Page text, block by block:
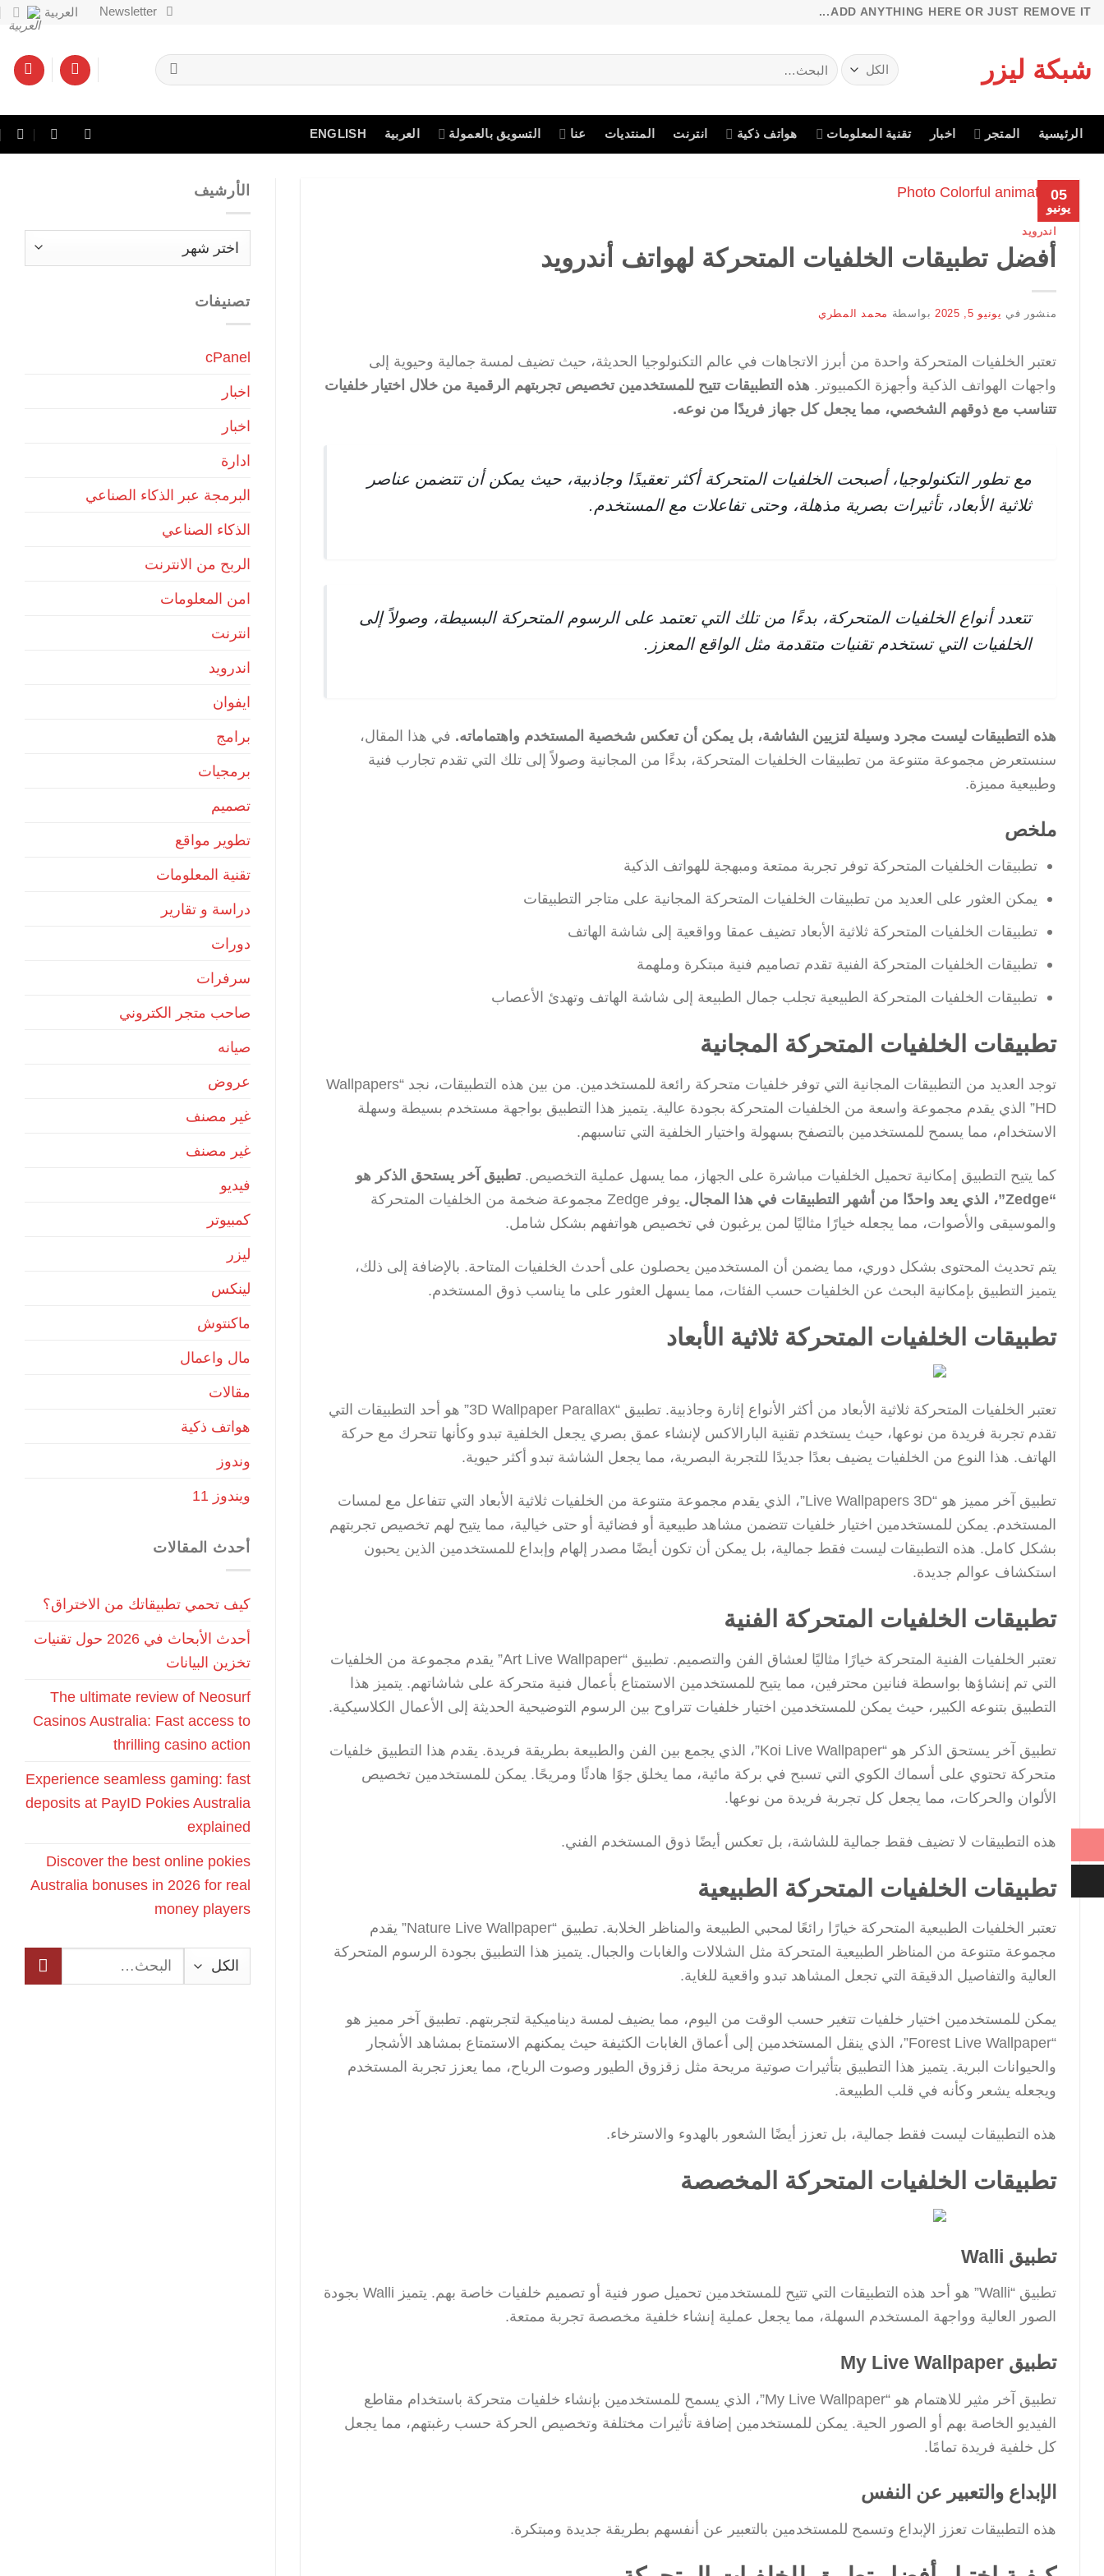
تخطي
ADD ANYTHING HERE OR JUST REMOVE IT...
Newsletter العربية
شبكة ليزر
البحث
عن:
الرئيسية المتجر اخبار تقنية المعلومات هواتف ذكية انترنت المنتديات عنا التسويق بالعمولة العربية ENGLISH
05
يونيو
اندرويد
أفضل تطبيقات الخلفيات المتحركة لهواتف أندرويد
منشور في يونيو 5, 2025 بواسطة محمد المطري
تعتبر الخلفيات المتحركة واحدة من أبرز الاتجاهات في عالم التكنولوجيا الحديثة، حيث تضيف لمسة جمالية وحيوية إلى
واجهات الهواتف الذكية وأجهزة الكمبيوتر. هذه التطبيقات تتيح للمستخدمين تخصيص تجربتهم الرقمية من خلال اختيار خلفيات
تتناسب مع ذوقهم الشخصي، مما يجعل كل جهاز فريدًا من نوعه.
مع تطور التكنولوجيا، أصبحت الخلفيات المتحركة أكثر تعقيدًا وجاذبية، حيث يمكن أن تتضمن عناصر
ثلاثية الأبعاد، تأثيرات بصرية مذهلة، وحتى تفاعلات مع المستخدم.
تتعدد أنواع الخلفيات المتحركة، بدءًا من تلك التي تعتمد على الرسوم المتحركة البسيطة، وصولاً إلى
الخلفيات التي تستخدم تقنيات متقدمة مثل الواقع المعزز.
هذه التطبيقات ليست مجرد وسيلة لتزيين الشاشة، بل يمكن أن تعكس شخصية المستخدم واهتماماته. في هذا المقال،
سنستعرض مجموعة متنوعة من تطبيقات الخلفيات المتحركة، بدءًا من المجانية وصولاً إلى تلك التي تقدم تجارب فنية
وطبيعية مميزة.
ملخص
تطبيقات الخلفيات المتحركة توفر تجربة ممتعة ومبهجة للهواتف الذكية
يمكن العثور على العديد من تطبيقات الخلفيات المتحركة المجانية على متاجر التطبيقات
تطبيقات الخلفيات المتحركة ثلاثية الأبعاد تضيف عمقا وواقعية إلى شاشة الهاتف
تطبيقات الخلفيات المتحركة الفنية تقدم تصاميم فنية مبتكرة وملهمة
تطبيقات الخلفيات المتحركة الطبيعية تجلب جمال الطبيعة إلى شاشة الهاتف وتهدئ الأعصاب
تطبيقات الخلفيات المتحركة المجانية
توجد العديد من التطبيقات المجانية التي توفر خلفيات متحركة رائعة للمستخدمين. من بين هذه التطبيقات، نجد “Wallpapers
HD” الذي يقدم مجموعة واسعة من الخلفيات المتحركة بجودة عالية. يتميز هذا التطبيق بواجهة مستخدم بسيطة وسهلة
الاستخدام، مما يسمح للمستخدمين بالتصفح بسهولة واختيار الخلفية التي تناسبهم.
كما يتيح التطبيق إمكانية تحميل الخلفيات مباشرة على الجهاز، مما يسهل عملية التخصيص. تطبيق آخر يستحق الذكر هو
“Zedge”، الذي يعد واحدًا من أشهر التطبيقات في هذا المجال.
يوفر Zedge مجموعة ضخمة من الخلفيات المتحركة
والموسيقى والأصوات، مما يجعله خيارًا مثاليًا لمن يرغبون في تخصيص هواتفهم بشكل شامل.
يتم تحديث المحتوى بشكل دوري، مما يضمن أن المستخدمين يحصلون على أحدث الخلفيات المتاحة. بالإضافة إلى ذلك،
يتميز التطبيق بإمكانية البحث عن الخلفيات حسب الفئات، مما يسهل العثور على ما يناسب ذوق المستخدم.
تطبيقات الخلفيات المتحركة ثلاثية الأبعاد
تعتبر الخلفيات المتحركة ثلاثية الأبعاد من أكثر الأنواع إثارة وجاذبية. تطبيق “3D Wallpaper Parallax” هو أحد التطبيقات التي
تقدم تجربة فريدة من نوعها، حيث يستخدم تقنية البارالاكس لإنشاء عمق بصري يجعل الخلفية تبدو وكأنها تتحرك مع حركة
الهاتف. هذا النوع من الخلفيات يضيف بعدًا جديدًا للتجربة البصرية، مما يجعل الشاشة تبدو أكثر حيوية.
تطبيق آخر مميز هو “Live Wallpapers 3D”، الذي يقدم مجموعة متنوعة من الخلفيات ثلاثية الأبعاد التي تتفاعل مع لمسات
المستخدم. يمكن للمستخدمين اختيار خلفيات تتضمن مشاهد طبيعية أو فضائية أو حتى خيالية، مما يتيح لهم تخصيص تجربتهم
بشكل كامل. هذه التطبيقات ليست فقط جمالية، بل يمكن أن تكون أيضًا مصدر إلهام وإبداع للمستخدمين الذين يحبون
استكشاف عوالم جديدة.
تطبيقات الخلفيات المتحركة الفنية
تعتبر الخلفيات الفنية المتحركة خيارًا مثاليًا لعشاق الفن والتصميم. تطبيق “Art Live Wallpaper” يقدم مجموعة من الخلفيات
التي تم إنشاؤها بواسطة فنانين محترفين، مما يتيح للمستخدمين الاستمتاع بأعمال فنية متحركة على شاشاتهم. يتميز هذا
التطبيق بتنوعه الكبير، حيث يمكن للمستخدمين اختيار خلفيات تتراوح بين الرسوم التوضيحية الحديثة إلى الأعمال الكلاسيكية.
تطبيق آخر يستحق الذكر هو “Koi Live Wallpaper”، الذي يجمع بين الفن والطبيعة بطريقة فريدة. يقدم هذا التطبيق خلفيات
متحركة تحتوي على أسماك الكوي التي تسبح في بركة مائية، مما يخلق جوًا هادئًا ومريحًا. يمكن للمستخدمين تخصيص
الألوان والحركات، مما يجعل كل تجربة فريدة من نوعها.
هذه التطبيقات لا تضيف فقط جمالية للشاشة، بل تعكس أيضًا ذوق المستخدم الفني.
تطبيقات الخلفيات المتحركة الطبيعية
تعتبر الخلفيات الطبيعية المتحركة خيارًا رائعًا لمحبي الطبيعة والمناظر الخلابة. تطبيق “Nature Live Wallpaper” يقدم
مجموعة متنوعة من المناظر الطبيعية المتحركة مثل الشلالات والغابات والجبال. يتميز هذا التطبيق بجودة الرسوم المتحركة
العالية والتفاصيل الدقيقة التي تجعل المشاهد تبدو واقعية للغاية.
يمكن للمستخدمين اختيار خلفيات تتغير حسب الوقت من اليوم، مما يضيف لمسة ديناميكية لتجربتهم. تطبيق آخر مميز هو
“Forest Live Wallpaper”، الذي ينقل المستخدمين إلى أعماق الغابات الكثيفة حيث يمكنهم الاستمتاع بمشاهد الأشجار
والحيوانات البرية. يتميز هذا التطبيق بتأثيرات صوتية مريحة مثل زقزوق الطيور وصوت الرياح، مما يعزز تجربة المستخدم
ويجعله يشعر وكأنه في قلب الطبيعة.
هذه التطبيقات ليست فقط جمالية، بل تعزز أيضًا الشعور بالهدوء والاسترخاء.
تطبيقات الخلفيات المتحركة المخصصة
تطبيق Walli
تطبيق “Walli” هو أحد هذه التطبيقات التي تتيح للمستخدمين تحميل صور فنية أو تصميم خلفيات خاصة بهم. يتميز Walli بجودة
الصور العالية وواجهة المستخدم السهلة، مما يجعل عملية إنشاء خلفية مخصصة تجربة ممتعة.
تطبيق My Live Wallpaper
تطبيق آخر مثير للاهتمام هو “My Live Wallpaper”، الذي يسمح للمستخدمين بإنشاء خلفيات متحركة باستخدام مقاطع
الفيديو الخاصة بهم أو الصور الحية. يمكن للمستخدمين إضافة تأثيرات مختلفة وتخصيص الحركة حسب رغبتهم، مما يجعل
كل خلفية فريدة تمامًا.
الإبداع والتعبير عن النفس
هذه التطبيقات تعزز الإبداع وتسمح للمستخدمين بالتعبير عن أنفسهم بطريقة جديدة ومبتكرة.
الأرشيف
الأرشيف
تصنيفات
cPanel
اخبار
اخبار
ادارة
البرمجة عبر الذكاء الصناعي
الذكاء الصناعي
الربح من الانترنت
امن المعلومات
انترنت
اندرويد
ايفوان
برامج
برمجيات
تصميم
تطوير مواقع
تقنية المعلومات
دراسة و تقارير
دورات
سرفرات
صاحب متجر الكتروني
صيانه
عروض
غير مصنف
غير مصنف
فيديو
كمبيوتر
ليزر
لينكس
ماكنتوش
مال واعمال
مقالات
هواتف ذكية
وندوز
ويندوز 11
أحدث المقالات
كيف تحمي تطبيقاتك من الاختراق؟
أحدث الأبحاث في 2026 حول تقنيات
تخزين البيانات
The ultimate review of Neosurf
Casinos Australia: Fast access to
thrilling casino action
Experience seamless gaming: fast
deposits at PayID Pokies Australia
explained
Discover the best online pokies
Australia bonuses in 2026 for real
money players
البحث
عن: